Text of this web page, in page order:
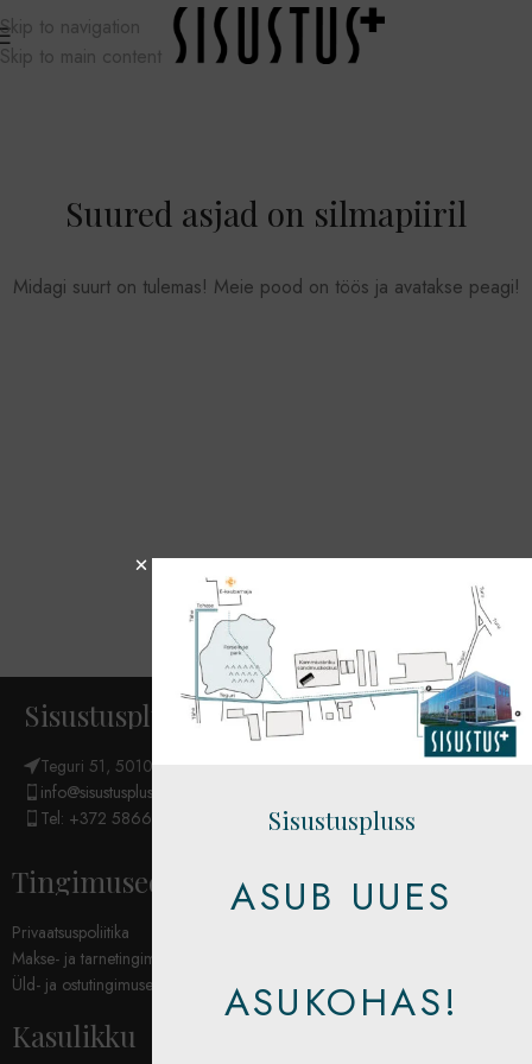
Skip to navigation
Skip to main content
Suured asjad on silmapiiril
Midagi suurt on tulemas! Meie pood on töös ja avatakse peagi!
Sisustuspluss OÜ
Teguri 51, 50107 Tartu
info@sisustuspluss.eu
Tel: +372 5866 6654
Tingimused
Privaatsuspoliitika
Makse- ja tarnetingimused
Üld- ja ostutingimused
Kasulikku
Sisustuspluss
ASUB UUES
ASUKOHAS!